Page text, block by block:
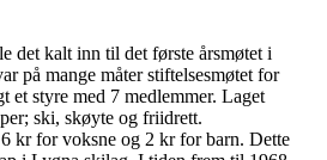
det kalt inn til det første årsmøtet i
på mange måter stiftelsesmøtet for
et styre med 7 medlemmer. Laget
ski, skøyte og friidrett.
kr for voksne og 2 kr for barn. Dette